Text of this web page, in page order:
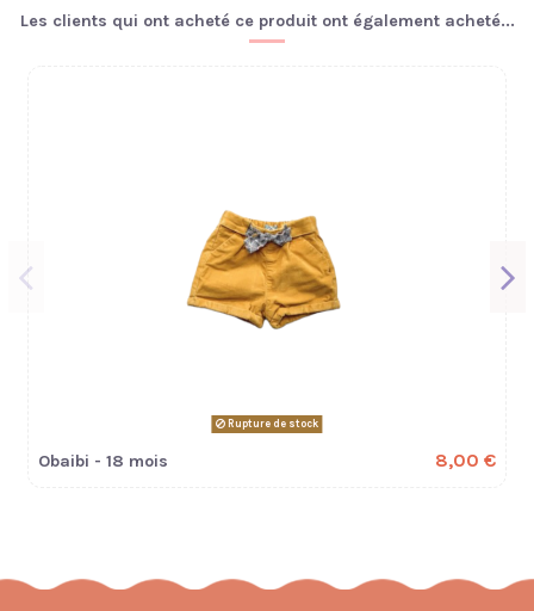
Les clients qui ont acheté ce produit ont également acheté...
Rupture de stock
Obaibi - 18 mois 8,00 €